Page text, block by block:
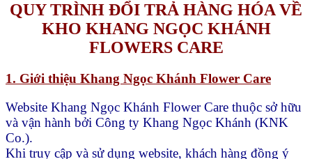
QUY TRÌNH ĐỔI TRẢ HÀNG HÓA VỀ
KHO KHANG NGỌC KHÁNH
FLOWERS CARE
1. Giới thiệu Khang Ngọc Khánh Flower Care
Website Khang Ngọc Khánh Flower Care thuộc sở hữu
và vận hành bởi Công ty Khang Ngọc Khánh (KNK
Co.).
Khi truy cập và sử dụng website, khách hàng đồng ý